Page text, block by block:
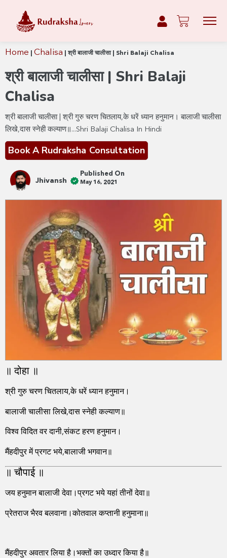
Home Chalisa श्री बालाजी चालीसा | Shri Balaji Chalisa
श्री बालाजी चालीसा | Shri Balaji
Chalisa
श्री बालाजी चालीसा | श्री गुरु चरण चितलाय,के धरें ध्यान हनुमान। बालाजी चालीसा
लिखे,दास स्नेही कल्याण॥...Shri Balaji Chalisa In Hindi
Book A Rudraksha Consultation
Jhivansh
Published On
May 16, 2021
॥ दोहा ॥
श्री गुरु चरण चितलाय,के धरें ध्यान हनुमान।
बालाजी चालीसा लिखे,दास स्नेही कल्याण॥
विश्व विदित वर दानी,संकट हरण हनुमान।
मैंहदीपुर में प्रगट भये,बालाजी भगवान॥
॥ चौपाई ॥
जय हनुमान बालाजी देवा।प्रगट भये यहां तीनों देवा॥
प्रेतराज भैरव बलवाना।कोतवाल कप्तानी हनुमाना॥
मैंहदीपुर अवतार लिया है।भक्तों का उध्दार किया है॥